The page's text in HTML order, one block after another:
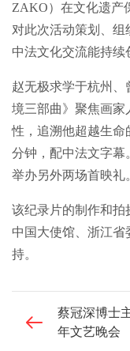
ZAKO）在文化遗产
对此次活动策划、
中法文化交流能持续
赵无极求学于杭州
境三部曲》聚焦画家
性，追溯他超越生命
分钟，配中法文字幕
举办另外两场首映礼
该纪录片的制作和拍
中国大使馆、浙江
持。
蔡冠深博士
年文艺晚会